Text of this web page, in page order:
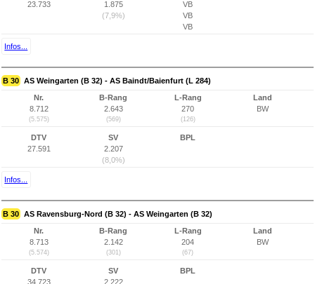
23.733
1.875
(7,9%)
VB
VB
VB
Infos...
B 30 AS Weingarten (B 32) - AS Baindt/Baienfurt (L 284)
Nr.
8.712
(5.575)
B-Rang
2.643
(569)
L-Rang
270
(126)
Land
BW
DTV
27.591
SV
2.207
(8,0%)
BPL
Infos...
B 30 AS Ravensburg-Nord (B 32) - AS Weingarten (B 32)
Nr.
8.713
(5.574)
B-Rang
2.142
(301)
L-Rang
204
(67)
Land
BW
DTV
34.723
SV
2.222
BPL